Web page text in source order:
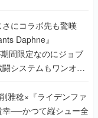
にコラボ先も驚嘆
Daphne』
間限定なのにジョブ
システムもワンオフ
両ディレクターに聞
雅稔×『ライデンファ
幸──かつて縦シュー全